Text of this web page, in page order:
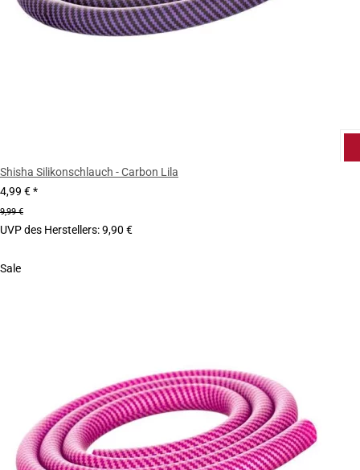
Shisha Silikonschlauch - Carbon Lila
4,99 €*
9,99 €
UVP des Herstellers:9,90 €
Sale